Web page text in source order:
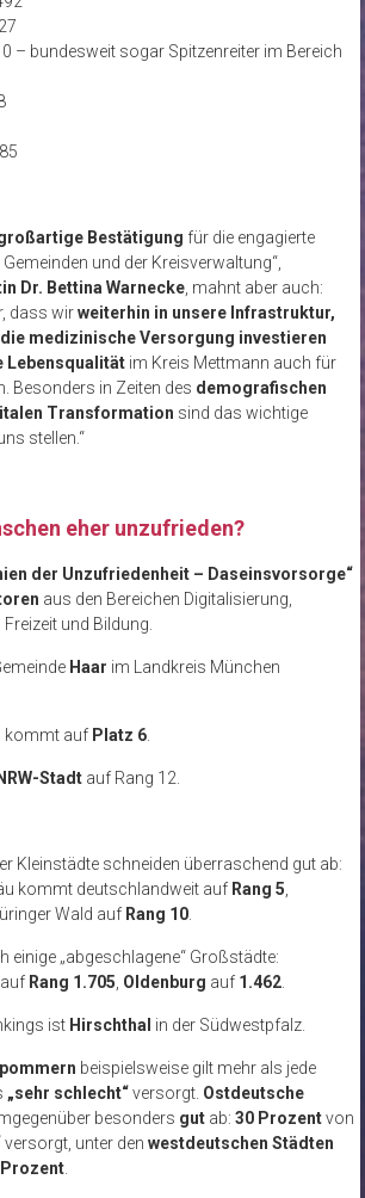
– bundesweit sogar Spitzenreiter im Bereich
Bestätigung für die engagierte
und der Kreisverwaltung“,
Dr. Bettina Warnecke, mahnt aber auch:
dass wirweiterhin in unsere Infrastruktur,
medizinische Versorgung investieren
Lebensqualitätim Kreis Mettmann auch für
Besonders in Zeiten des demografischen
Transformation sind das wichtige
stellen.“
eher unzufrieden?
der Unzufriedenheit – Daseinsvorsorge“
aus den Bereichen Digitalisierung,
und Bildung.
Haar im Landkreis München
kommt auf Platz 6.
Stadtauf Rang 12.
Kleinstädte schneiden überraschend gut ab:
kommt deutschlandweit auf Rang 5
Wald auf Rang 10.
einige „abgeschlagene“ Großstädte:
Rang 1.705 Oldenburg auf 1.462.
ist Hirschthal in der Südwestpfalz.
beispielsweise gilt mehr als jede
„sehr schlecht“versorgt. Ostdeutsche
besonders gutab: 30 Prozentvon
versorgt, unter den westdeutschen Städten
.